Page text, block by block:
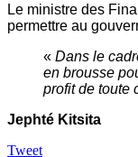
Le ministre des
permettre au
« Dans le
en brousse
profit de toute
Jephté Kitsita
Tweet